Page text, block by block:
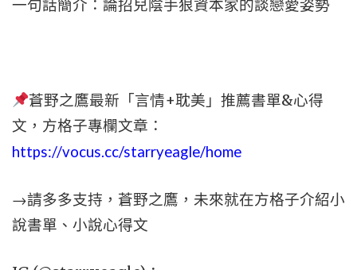
一句話簡介：論招兒陰手狠資本家的談戀愛姿勢
蒼野之鷹最新「言情+耽美」推薦書單&心得
文，方格子專欄文章：
https://vocus.cc/starryeagle/home
→請多多支持，蒼野之鷹，未來就在方格子介紹小
說書單、小說心得文